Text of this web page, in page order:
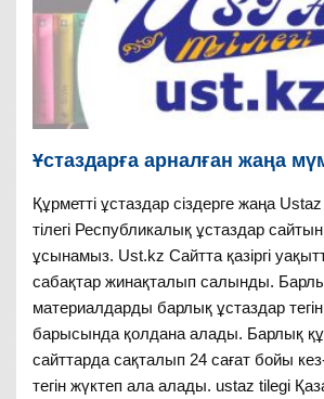
Ұстаздарға арналған жаңа
Құрметті ұстаздар сіздерге жаңа
тілегі Республикалық ұстаздар сайтын
ұсынамыз. Ust.kz Сайтта қазіргі
сабақтар жинақталып салынды.
материалдарды барлық ұстаздар
барысында қолдана алады. Барлық
сайттарда сақталып 24 сағат бойы
тегін жүктеп ала алады. ustaz tilegi